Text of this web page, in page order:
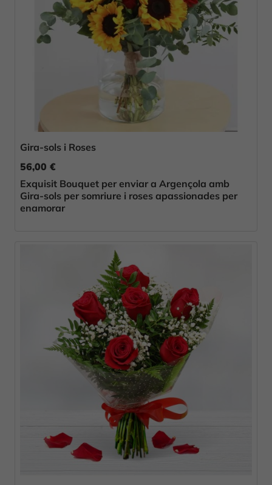
Gira-sols i Roses
56,00 €
Exquisit Bouquet per enviar a Argençola amb
Gira-sols per somriure i roses apassionades per
enamorar